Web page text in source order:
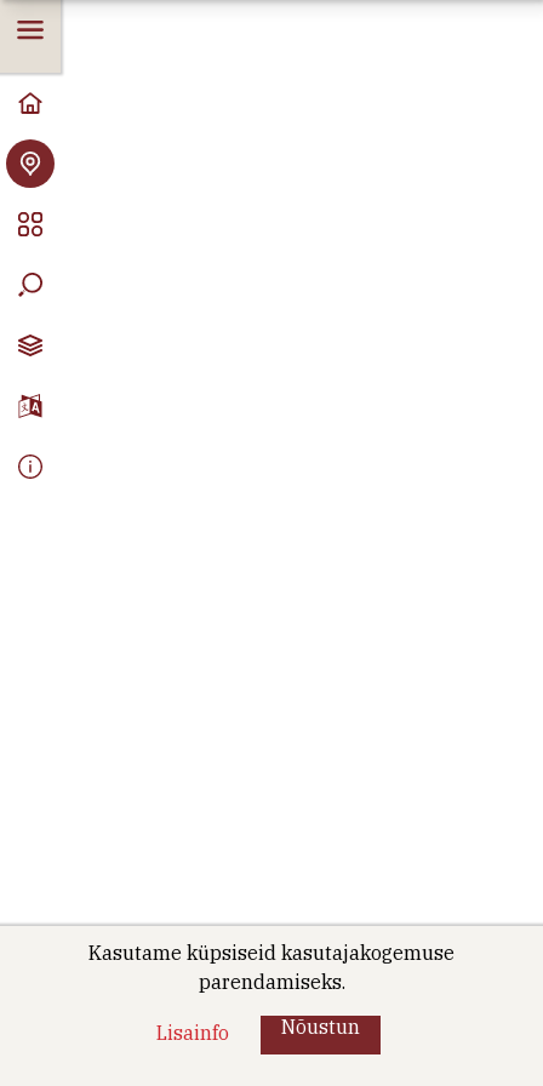
Kasutame küpsiseid kasutajakogemuse
parendamiseks.
Lisainfo Nõustun